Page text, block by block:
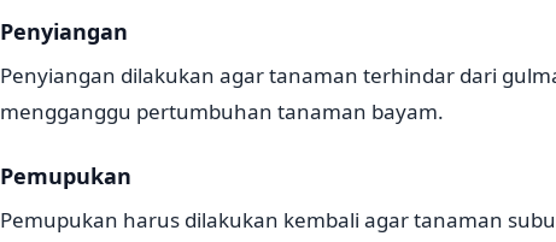
Penyiangan
Penyiangan dilakukan agar tanaman terhindar dari
mengganggu pertumbuhan tanaman bayam.
Pemupukan
Pemupukan harus dilakukan kembali agar tanaman